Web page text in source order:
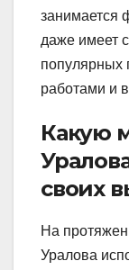
занимается
даже имеет
популярных
работами и
Какую
своих
На
Уралова